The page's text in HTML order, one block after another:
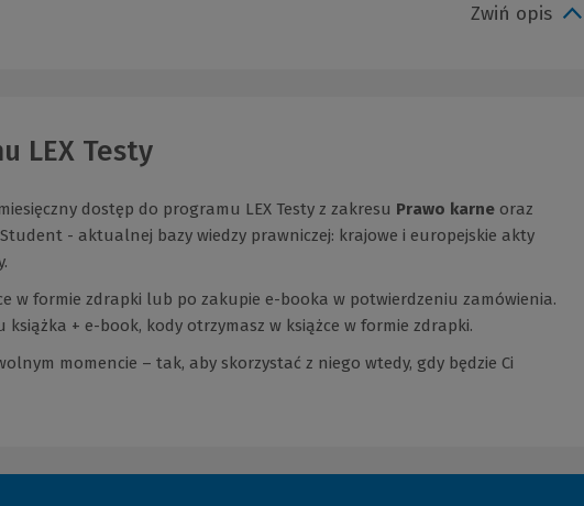
Zwiń opis
LEX Testy
dostęp do programu LEX Testy z zakresu Prawo karne oraz
- aktualnej bazy wiedzy prawniczej: krajowe i europejskie akty
w formie zdrapki lub po zakupie e-booka w potwierdzeniu zamówienia.
+ e-book, kody otrzymasz w książce w formie zdrapki.
momencie – tak, aby skorzystać z niego wtedy, gdy będzie Ci